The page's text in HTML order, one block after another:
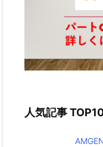
人気記事